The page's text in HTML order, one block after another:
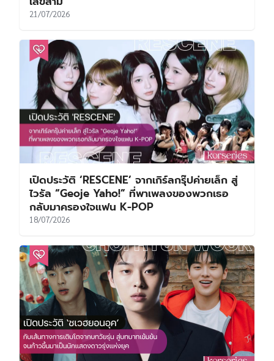
21/07/2026
เปิดประวัติ ‘RESCENE’ จากเกิร์ลกรุ๊ปค่ายเล็ก สู่
ไวรัล “Geoje Yaho!” ที่พาเพลงของพวกเธอ
กลับมาครองใจแฟน K-POP
18/07/2026